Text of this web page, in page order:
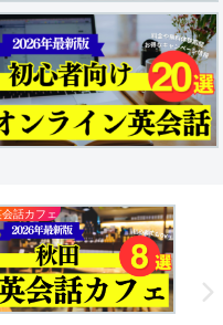
会話カフェ